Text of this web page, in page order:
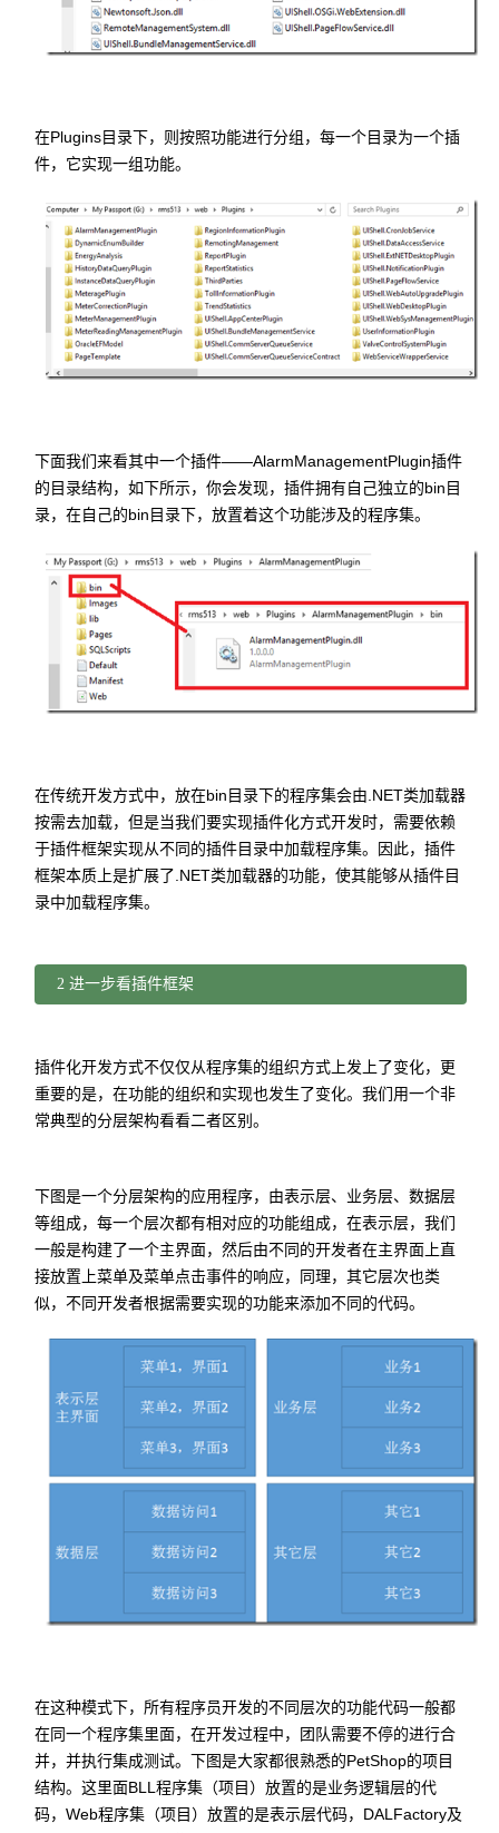
在Plugins目录下，则按照功能进行分组，每一个目录为一个插
件，它实现一组功能。
下面我们来看其中一个插件——AlarmManagementPlugin插件
的目录结构，如下所示，你会发现，插件拥有自己独立的bin目
录，在自己的bin目录下，放置着这个功能涉及的程序集。
在传统开发方式中，放在bin目录下的程序集会由.NET类加载器
按需去加载，但是当我们要实现插件化方式开发时，需要依赖
于插件框架实现从不同的插件目录中加载程序集。因此，插件
框架本质上是扩展了.NET类加载器的功能，使其能够从插件目
录中加载程序集。
2 进一步看插件框架
插件化开发方式不仅仅从程序集的组织方式上发上了变化，更
重要的是，在功能的组织和实现也发生了变化。我们用一个非
常典型的分层架构看看二者区别。
下图是一个分层架构的应用程序，由表示层、业务层、数据层
等组成，每一个层次都有相对应的功能组成，在表示层，我们
一般是构建了一个主界面，然后由不同的开发者在主界面上直
接放置上菜单及菜单点击事件的响应，同理，其它层次也类
似，不同开发者根据需要实现的功能来添加不同的代码。
在这种模式下，所有程序员开发的不同层次的功能代码一般都
在同一个程序集里面，在开发过程中，团队需要不停的进行合
并，并执行集成测试。下图是大家都很熟悉的PetShop的项目
结构。这里面BLL程序集（项目）放置的是业务逻辑层的代
码，Web程序集（项目）放置的是表示层代码，DALFactory及